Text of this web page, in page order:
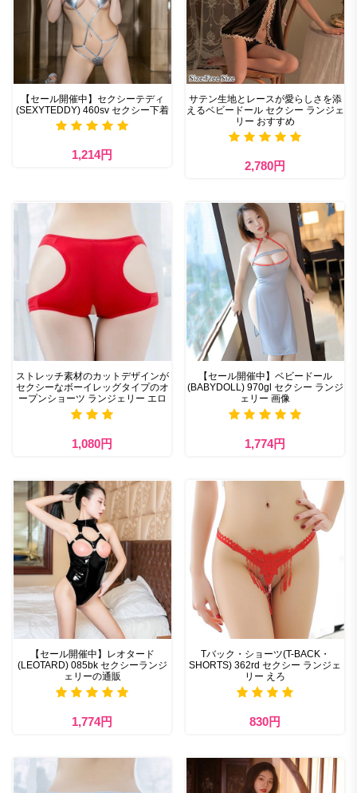
【セール開催中】セクシーテディ
(SEXYTEDDY) 460sv セクシー下着
1,214円
サテン生地とレースが愛らしさを添
えるベビードール セクシー ランジェ
リー おすすめ
2,780円
ストレッチ素材のカットデザインが
セクシーなボーイレッグタイプのオ
ープンショーツ ランジェリー エロ
1,080円
【セール開催中】ベビードール
(BABYDOLL) 970gl セクシー ランジ
ェリー 画像
1,774円
【セール開催中】レオタード
(LEOTARD) 085bk セクシーランジ
ェリーの通販
1,774円
Tバック・ショーツ(T-BACK・
SHORTS) 362rd セクシー ランジェ
リー えろ
830円